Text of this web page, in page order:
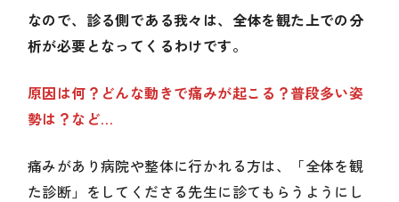
なので、診る側である我々は、全体を観た上での分
析が必要となってくるわけです。
原因は何？どんな動きで痛みが起こる？普段多い姿
勢は？など…
痛みがあり病院や整体に行かれる方は、「全体を観
た診断」をしてくださる先生に診てもらうようにし